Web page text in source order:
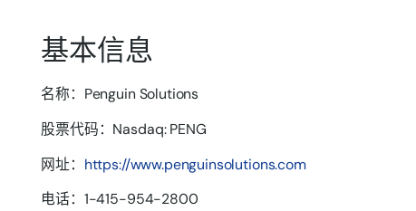
基本信息
名称：Penguin Solutions
股票代码：Nasdaq: PENG
网址： https://www.penguinsolutions.com
电话：1-415-954-2800